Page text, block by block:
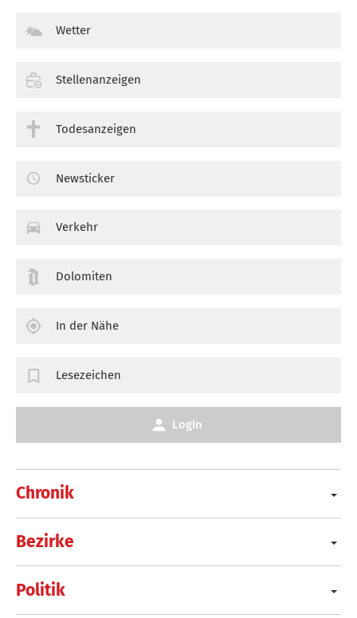
Chronik
Bezirke
Politik
Wetter
Stellenanzeigen
Todesanzeigen
Newsticker
Verkehr
Dolomiten
In der Nähe
Lesezeichen
Login